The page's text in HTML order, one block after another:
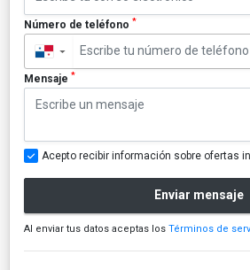
Número de teléfono *
▼
Mensaje *
Acepto recibir información sobre ofertas
Enviar mensaje
Al enviar tus datos aceptas los Términos de